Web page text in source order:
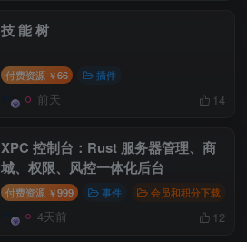
技 能 树
付费资源 ￥66 插件
前天 14
XPC 控制台：Rust 服务器管理、商
城、权限、风控一体化后台
付费资源 ￥999 事件 会员和积分下载
4天前 12